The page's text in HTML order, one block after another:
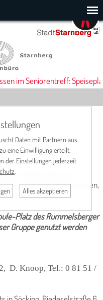
im Seniorentreff:
"Nationalsportart"?
zu viel Ehrgeiz mitbringen,
Platz des Rummelsberger
Gruppe genutzt werden
D. Knoop, Tel.: 0 81 51 /
Daten mit Partnern aus.
eine Einwilligung erteilt.
der Einstellungen jederzeit
Alles akzeptieren